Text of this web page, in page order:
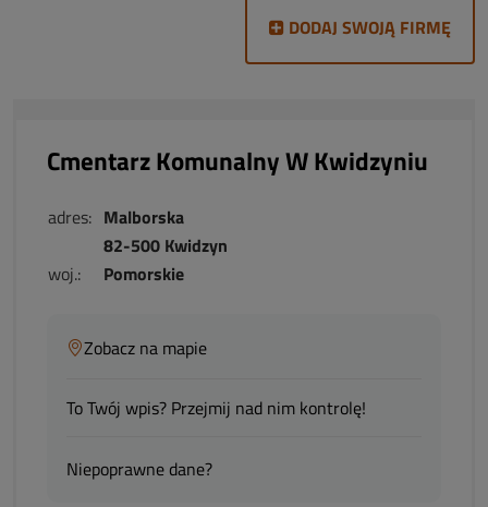
DODAJ SWOJĄ FIRMĘ
Cmentarz Komunalny W Kwidzyniu
adres: Malborska
82-500 Kwidzyn
woj.:
Pomorskie
Zobacz na mapie
To Twój wpis? Przejmij nad nim kontrolę!
Niepoprawne dane?